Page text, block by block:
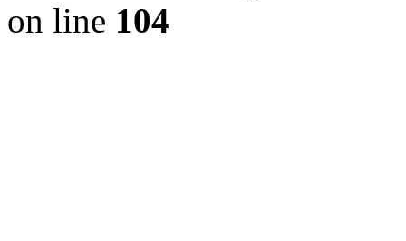
on line 104